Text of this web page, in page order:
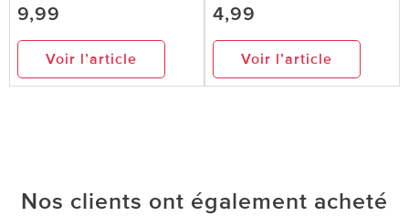
9,99
Voir l’article
4,99
Voir l’article
Nos clients ont également acheté